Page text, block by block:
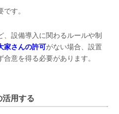
です。
設備導入に関わるルールや制
家さんの許可がない場合、設置
意を得る必要があります。
活用する